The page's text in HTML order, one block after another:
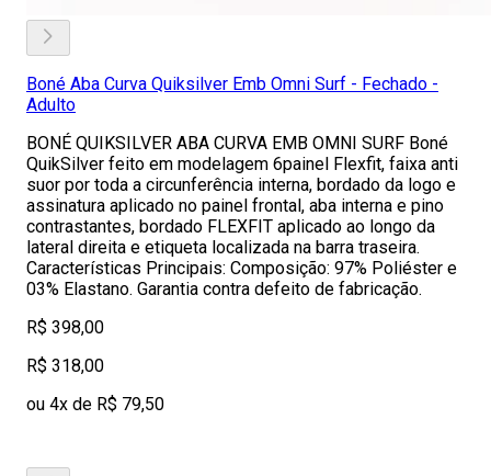
Boné Aba Curva Quiksilver Emb Omni Surf - Fechado -
Adulto
BONÉ QUIKSILVER ABA CURVA EMB OMNI SURF Boné
QuikSilver feito em modelagem 6painel Flexfit, faixa anti
suor por toda a circunferência interna, bordado da logo e
assinatura aplicado no painel frontal, aba interna e pino
contrastantes, bordado FLEXFIT aplicado ao longo da
lateral direita e etiqueta localizada na barra traseira.
Características Principais: Composição: 97% Poliéster e
03% Elastano. Garantia contra defeito de fabricação.
R$ 398,00
R$ 318,00
ou 4x de R$ 79,50